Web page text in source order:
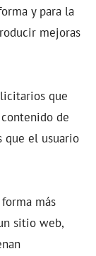
y para la
mejoras
que
de
que el usuario
más
sitio web,